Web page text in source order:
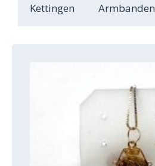
Kettingen Armbanden